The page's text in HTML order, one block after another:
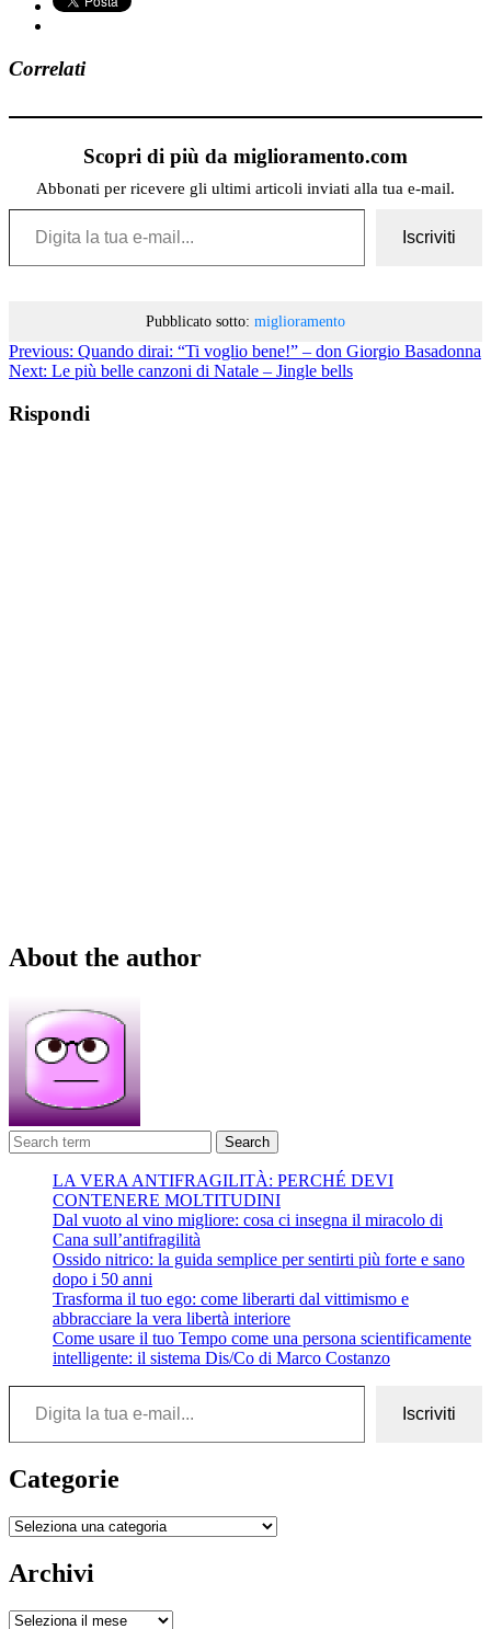
Correlati
Scopri di più da miglioramento.com
Abbonati per ricevere gli ultimi articoli inviati alla tua e-mail.
Digita la tua e-mail...
Iscriviti
Pubblicato sotto: miglioramento
Previous: Quando dirai: “Ti voglio bene!” – don Giorgio Basadonna
Next: Le più belle canzoni di Natale – Jingle bells
Rispondi
About the author
Search
LA VERA ANTIFRAGILITÀ: PERCHÉ DEVI
CONTENERE MOLTITUDINI
Dal vuoto al vino migliore: cosa ci insegna il miracolo di
Cana sull’antifragilità
Ossido nitrico: la guida semplice per sentirti più forte e sano
dopo i 50 anni
Trasforma il tuo ego: come liberarti dal vittimismo e
abbracciare la vera libertà interiore
Come usare il tuo Tempo come una persona scientificamente
intelligente: il sistema Dis/Co di Marco Costanzo
Digita la tua e-mail...
Iscriviti
Categorie
Categorie
Archivi
Archivi